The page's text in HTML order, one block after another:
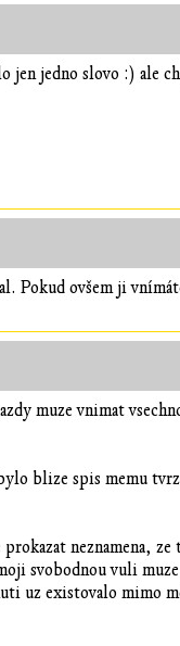
jedno slovo :) ale
Pokud ovšem ji
muze vnimat
blize spis memu
neznamena,
svobodnou vuli
uz existovalo mimo